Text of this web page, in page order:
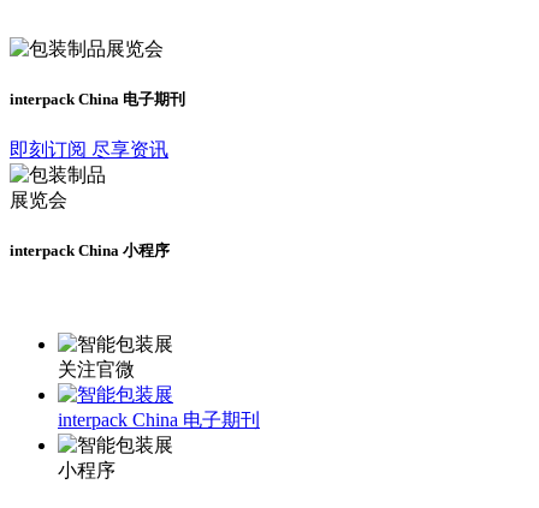
interpack China 电子期刊
即刻订阅 尽享资讯
interpack China 小程序
关注官微
interpack China 电子期刊
小程序